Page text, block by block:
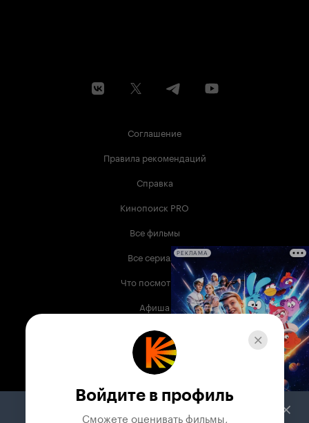
Соглашение
Правила рекомендаций
Справка
Кинопоиск PRO
Все фильмы
Все сериалы
Что посмотреть
Афиша
Музыка
Телепрограмма
Служба поддержки
РЕКЛАМА
Войдите в профиль
Сможете оценивать фильмы,